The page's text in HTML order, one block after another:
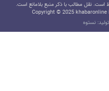
نقل مطالب با ذکر منبع بلامانع است.
Copyright © 2025
نستوه